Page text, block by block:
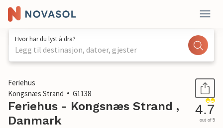
Hvor har du lyst å dra?
Legg til destinasjon, datoer, gjester
1 / 16
Feriehus
Kongsnæs Strand
G1138
Feriehus - Kongsnæs Strand ,
Danmark
4.7
out of 5